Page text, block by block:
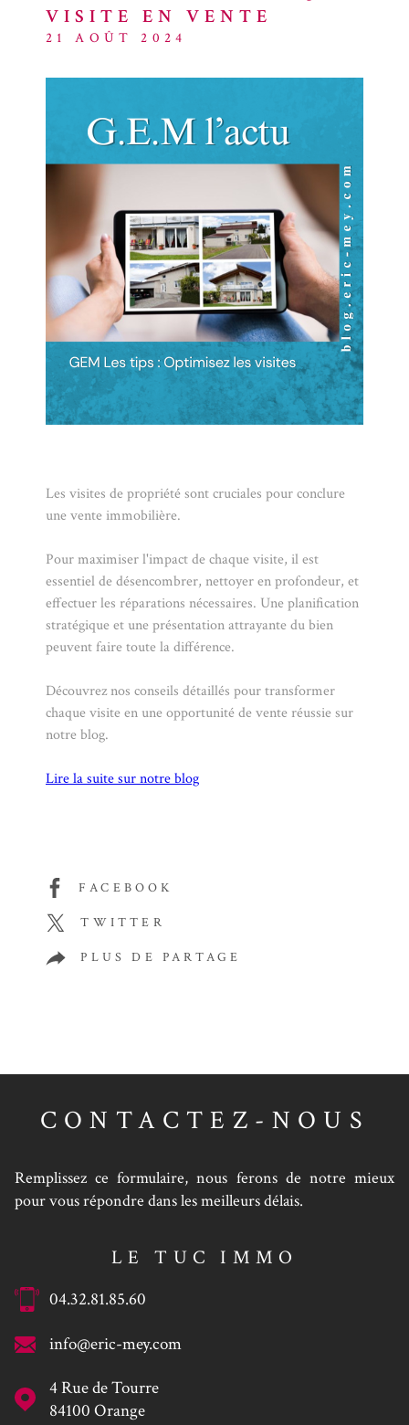
VISITE EN VENTE
21 AOÛT 2024
Les visites de propriété sont cruciales pour conclure
une vente immobilière.
Pour maximiser l'impact de chaque visite, il est
essentiel de désencombrer, nettoyer en profondeur, et
effectuer les réparations nécessaires. Une planification
stratégique et une présentation attrayante du bien
peuvent faire toute la différence.
Découvrez nos conseils détaillés pour transformer
chaque visite en une opportunité de vente réussie sur
notre blog.
Lire la suite sur notre blog
FACEBOOK
TWITTER
PLUS DE PARTAGE
CONTACTEZ-NOUS
Remplissez ce formulaire, nous ferons de notre mieux
pour vous répondre dans les meilleurs délais.
LE TUC IMMO
04.32.81.85.60
info@eric-mey.com
4 Rue de Tourre
84100
Orange